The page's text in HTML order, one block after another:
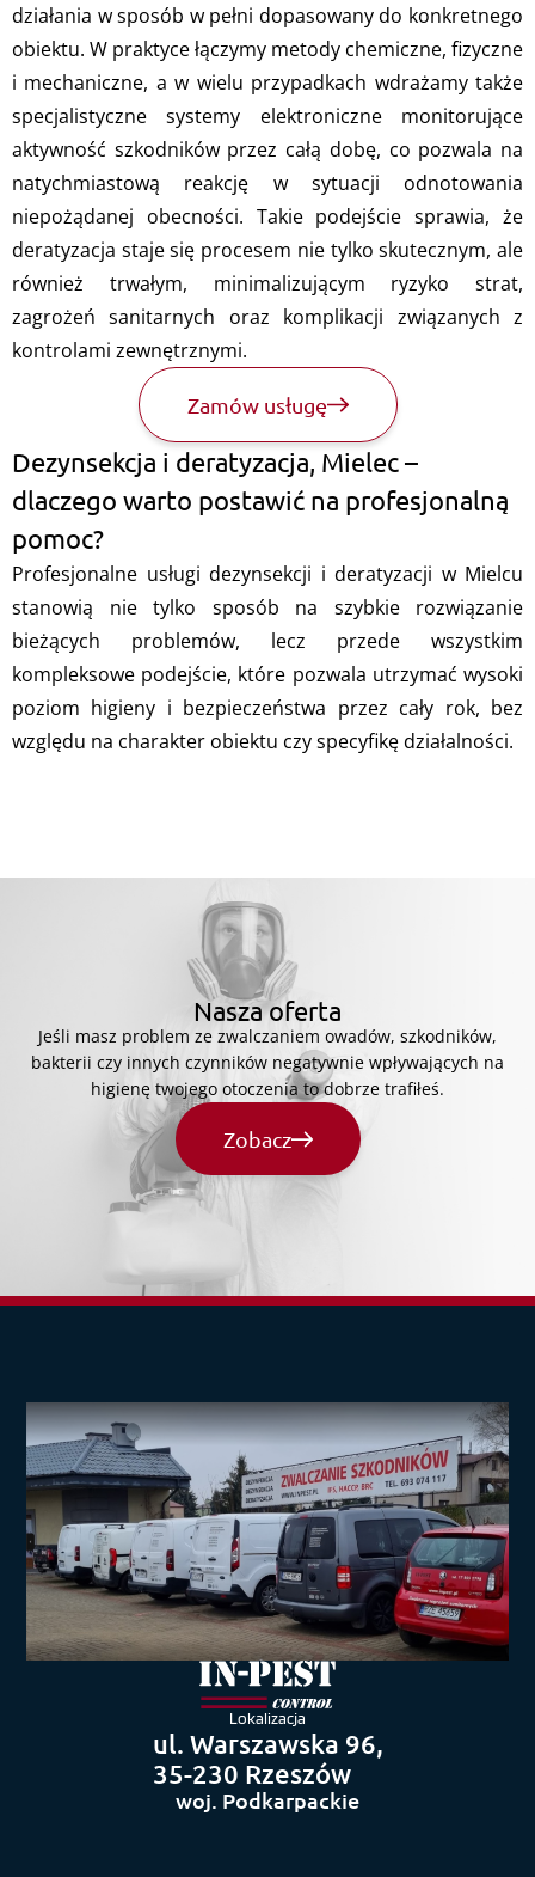
działania w sposób w pełni dopasowany do konkretnego
obiektu. W praktyce łączymy metody chemiczne, fizyczne
i mechaniczne, a w wielu przypadkach wdrażamy także
specjalistyczne systemy elektroniczne monitorujące
aktywność szkodników przez całą dobę, co pozwala na
natychmiastową reakcję w sytuacji odnotowania
niepożądanej obecności. Takie podejście sprawia, że
deratyzacja staje się procesem nie tylko skutecznym, ale
również trwałym, minimalizującym ryzyko strat,
zagrożeń sanitarnych oraz komplikacji związanych z
kontrolami zewnętrznymi.
Zamów usługę
Dezynsekcja i deratyzacja, Mielec –
dlaczego warto postawić na profesjonalną
pomoc?
Profesjonalne usługi dezynsekcji i deratyzacji w Mielcu
stanowią nie tylko sposób na szybkie rozwiązanie
bieżących problemów, lecz przede wszystkim
kompleksowe podejście, które pozwala utrzymać wysoki
poziom higieny i bezpieczeństwa przez cały rok, bez
względu na charakter obiektu czy specyfikę działalności.
Nasza oferta
Jeśli masz problem ze zwalczaniem owadów, szkodników,
bakterii czy innych czynników negatywnie wpływających na
higienę twojego otoczenia to dobrze trafiłeś.
Zobacz
Lokalizacja
ul. Warszawska 96,
35-230 Rzeszów
woj. Podkarpackie